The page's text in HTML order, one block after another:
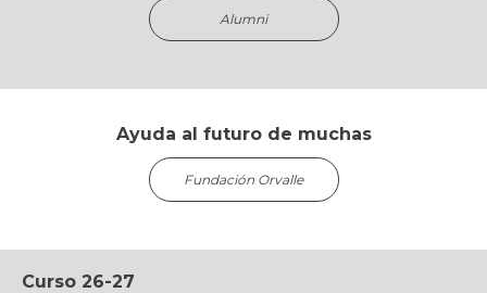
Alumni
Ayuda al futuro de muchas
Fundación Orvalle
Curso 26-27